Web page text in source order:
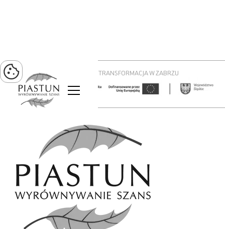
PROJEKT ZIELONA TRANSFORMACJA W ZABRZU